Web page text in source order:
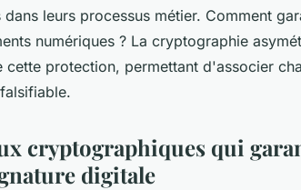
leurs processus métier. Comment
numériques ? La cryptographie
cette protection, permettant d'associer
cryptographiques qui
digitale